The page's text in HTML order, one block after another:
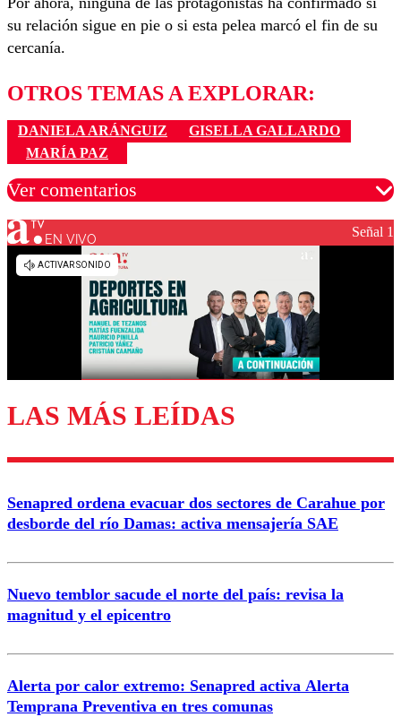
su relación sigue en pie o si esta pelea marcó el fin de su
cercanía.
OTROS TEMAS A EXPLORAR:
DANIELA ARÁNGUIZ
GISELLA GALLARDO
MARÍA PAZ
Ver comentarios
Los comentarios son moderados para garantizar un
Enviar comentario
EN VIVO Señal 1
LAS MÁS LEÍDAS
Senapred ordena evacuar dos sectores de Carahue por
desborde del río Damas: activa mensajería SAE
Nuevo temblor sacude el norte del país: revisa la
magnitud y el epicentro
Alerta por calor extremo: Senapred activa Alerta
Temprana Preventiva en tres comunas